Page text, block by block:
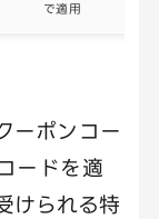
で適用
ーポンコー
ードを適
けられる特